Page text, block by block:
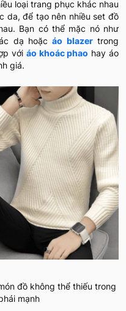
loại trang phục khác nhau
da, để tạo nên nhiều set đồ
Bạn có thể mặc nó như
dạ hoặcáo blazertrong
với áo khoác phao hay áo
giá.
đồ không thể thiếu trong
mạnh